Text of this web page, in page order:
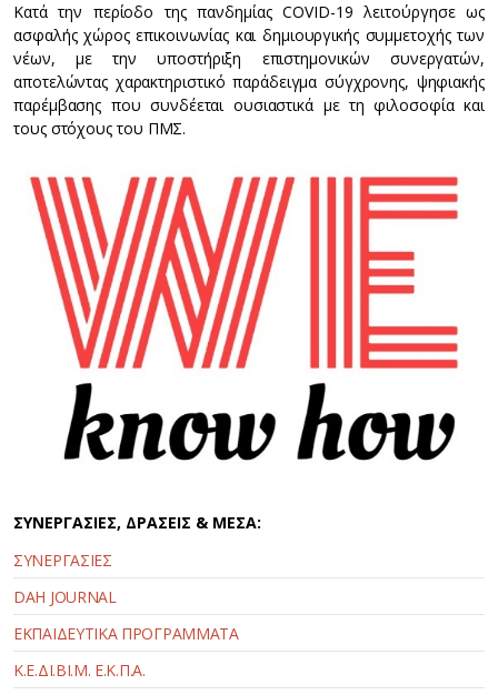
Κατά την περίοδο της πανδημίας COVID-19 λειτούργησε ως
ασφαλής χώρος επικοινωνίας και δημιουργικής συμμετοχής των
νέων, με την υποστήριξη επιστημονικών συνεργατών,
αποτελώντας χαρακτηριστικό παράδειγμα σύγχρονης, ψηφιακής
παρέμβασης που συνδέεται ουσιαστικά με τη φιλοσοφία και
τους στόχους του ΠΜΣ.
ΣΥΝΕΡΓΑΣΙΕΣ, ΔΡΑΣΕΙΣ & ΜΕΣΑ:
ΣΥΝΕΡΓΑΣΙΕΣ
DAH JOURNAL
ΕΚΠΑΙΔΕΥΤΙΚΑ ΠΡΟΓΡΑΜΜΑΤΑ
Κ.Ε.ΔΙ.ΒΙ.Μ. Ε.Κ.Π.Α.